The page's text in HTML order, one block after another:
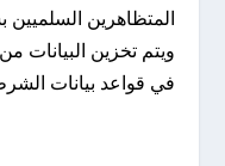
المتظاهرين السلميين
ويتم تخزين البيانات
في قواعد بيانات